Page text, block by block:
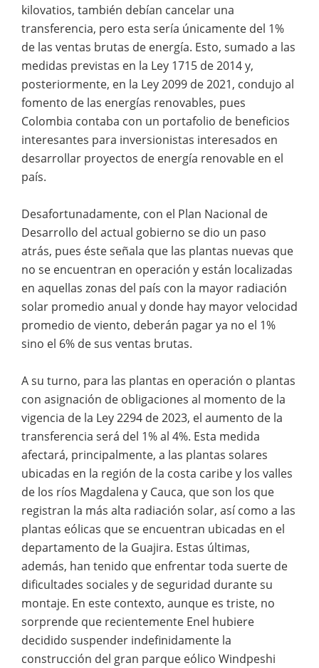
kilovatios, también debían cancelar una
transferencia, pero esta sería únicamente del 1%
de las ventas brutas de energía. Esto, sumado a las
medidas previstas en la Ley 1715 de 2014 y,
posteriormente, en la Ley 2099 de 2021, condujo al
fomento de las energías renovables, pues
Colombia contaba con un portafolio de beneficios
interesantes para inversionistas interesados en
desarrollar proyectos de energía renovable en el
país.
Desafortunadamente, con el Plan Nacional de
Desarrollo del actual gobierno se dio un paso
atrás, pues éste señala que las plantas nuevas que
no se encuentran en operación y están localizadas
en aquellas zonas del país con la mayor radiación
solar promedio anual y donde hay mayor velocidad
promedio de viento, deberán pagar ya no el 1%
sino el 6% de sus ventas brutas.
A su turno, para las plantas en operación o plantas
con asignación de obligaciones al momento de la
vigencia de la Ley 2294 de 2023, el aumento de la
transferencia será del 1% al 4%. Esta medida
afectará, principalmente, a las plantas solares
ubicadas en la región de la costa caribe y los valles
de los ríos Magdalena y Cauca, que son los que
registran la más alta radiación solar, así como a las
plantas eólicas que se encuentran ubicadas en el
departamento de la Guajira. Estas últimas,
además, han tenido que enfrentar toda suerte de
dificultades sociales y de seguridad durante su
montaje. En este contexto, aunque es triste, no
sorprende que recientemente Enel hubiere
decidido suspender indefinidamente la
construcción del gran parque eólico Windpeshi